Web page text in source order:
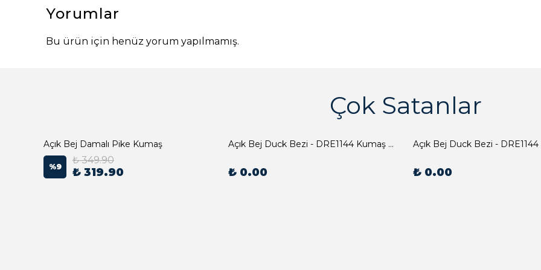
Yorumlar
Bu ürün için henüz yorum yapılmamış.
Çok Satanlar
Açık Bej Damalı Pike Kumaş
%9
₺ 349.90
₺ 319.90
Açık Bej Duck Bezi - DRE1144 Kumaş Peçete
₺ 0.00
Açık Bej Duck Bezi - DRE1144
₺ 0.00